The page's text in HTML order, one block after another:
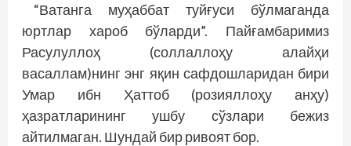
“Ватанга муҳаббат туйғуси бўлмаганда
юртлар хароб бўларди”. Пайғамбаримиз
Расулуллоҳ (соллаллоҳу алайҳи
васаллам)нинг энг яқин сафдошларидан бири
Умар ибн Ҳаттоб (розияллоҳу анҳу)
ҳазратларининг ушбу сўзлари бежиз
айтилмаган. Шундай бир ривоят бор.